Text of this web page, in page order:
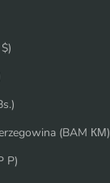
(BAM КМ)
P)